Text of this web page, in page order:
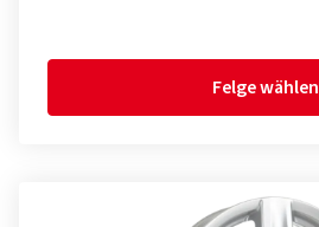
Felge wählen